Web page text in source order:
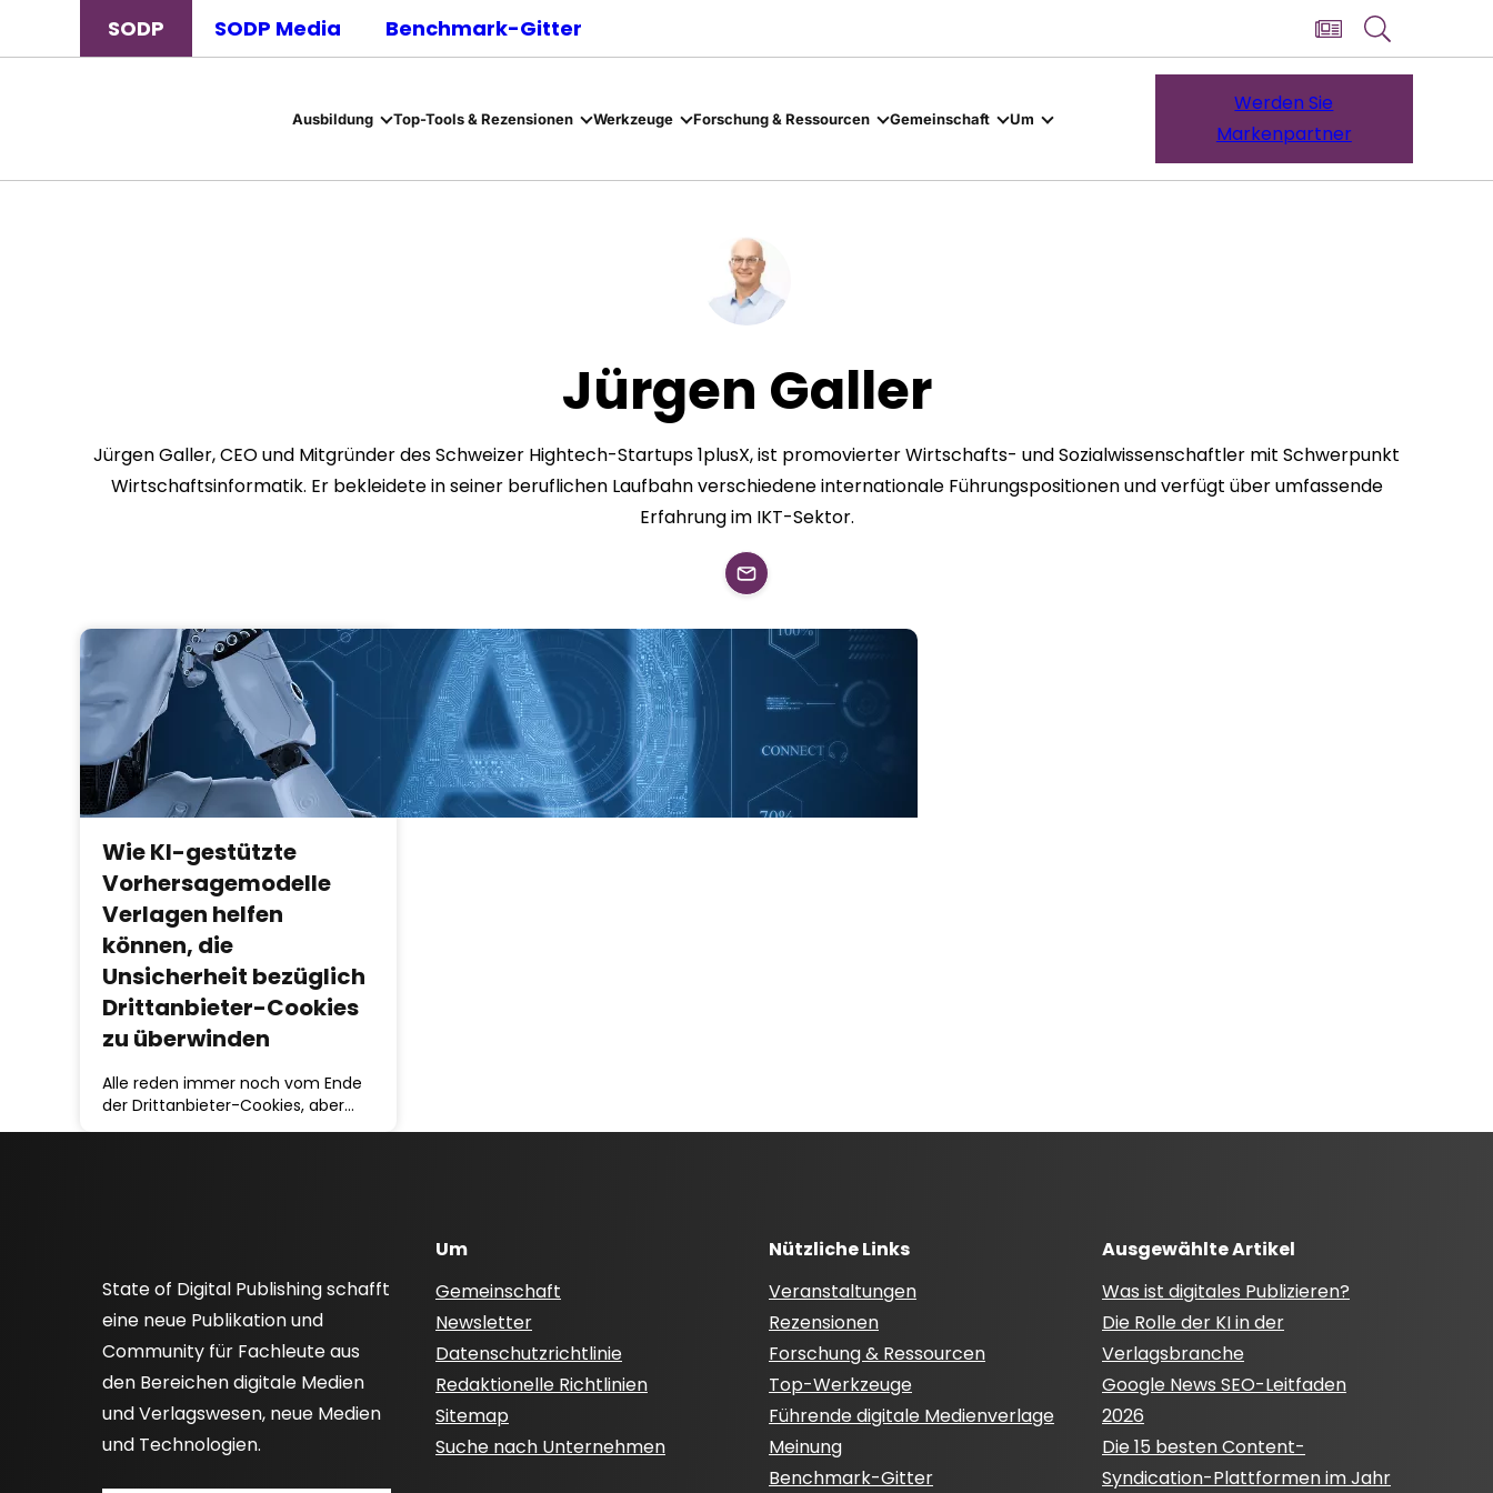
SODP SODP Media Benchmark-Gitter
Ausbildung Top-Tools & Rezensionen Werkzeuge Forschung & Ressourcen Gemeinschaft Um
Werden Sie
Markenpartner
Jürgen Galler
Jürgen Galler, CEO und Mitgründer des Schweizer Hightech-Startups 1plusX, ist promovierter Wirtschafts- und Sozialwissenschaftler mit Schwerpunkt
Wirtschaftsinformatik. Er bekleidete in seiner beruflichen Laufbahn verschiedene internationale Führungspositionen und verfügt über umfassende
Erfahrung im IKT-Sektor.
Wie KI-gestützte
Vorhersagemodelle
Verlagen helfen
können, die
Unsicherheit bezüglich
Drittanbieter-Cookies
zu überwinden
Alle reden immer noch vom Ende
der Drittanbieter-Cookies, aber…
State of Digital Publishing schafft
eine neue Publikation und
Community für Fachleute aus
den Bereichen digitale Medien
und Verlagswesen, neue Medien
und Technologien.
Um
Gemeinschaft
Newsletter
Datenschutzrichtlinie
Redaktionelle Richtlinien
Sitemap
Suche nach Unternehmen
Nützliche Links
Veranstaltungen
Rezensionen
Forschung & Ressourcen
Top-Werkzeuge
Führende digitale Medienverlage
Meinung
Benchmark-Gitter
Ausgewählte Artikel
Was ist digitales Publizieren?
Die Rolle der KI in der
Verlagsbranche
Google News SEO-Leitfaden
2026
Die 15 besten Content-
Syndication-Plattformen im Jahr